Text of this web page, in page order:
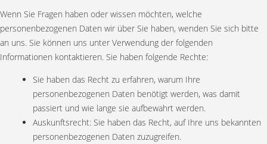
Wenn Sie Fragen haben oder wissen möchten, welche
personenbezogenen Daten wir über Sie haben, wenden Sie sich bitte
an uns. Sie können uns unter Verwendung der folgenden
Informationen kontaktieren. Sie haben folgende Rechte:
Sie haben das Recht zu erfahren, warum Ihre
personenbezogenen Daten benötigt werden, was damit
passiert und wie lange sie aufbewahrt werden.
Auskunftsrecht: Sie haben das Recht, auf Ihre uns bekannten
personenbezogenen Daten zuzugreifen.